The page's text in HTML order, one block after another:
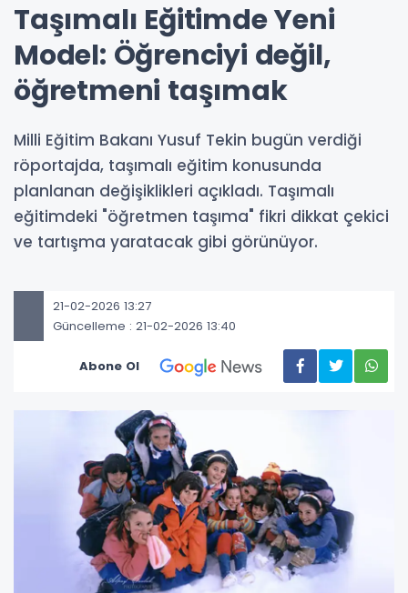
Taşımalı Eğitimde Yeni
Model: Öğrenciyi değil,
öğretmeni taşımak
Milli Eğitim Bakanı Yusuf Tekin bugün verdiği
röportajda, taşımalı eğitim konusunda
planlanan değişiklikleri açıkladı. Taşımalı
eğitimdeki "öğretmen taşıma" fikri dikkat çekici
ve tartışma yaratacak gibi görünüyor.
21-02-2026 13:27
Güncelleme : 21-02-2026 13:40
Abone Ol